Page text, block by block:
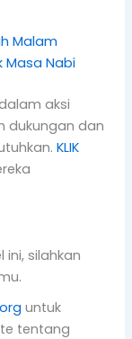
Malam
Masa Nabi
aksi
dukungan dan
KLIK
ini, silahkan
untuk
tentang